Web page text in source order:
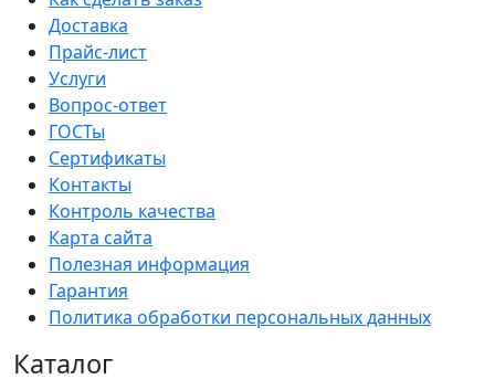
Доставка
Прайс-лист
Услуги
Вопрос-ответ
ГОСТы
Сертификаты
Контакты
Контроль качества
Карта сайта
Полезная информация
Гарантия
Политика обработки персональных данных
Каталог